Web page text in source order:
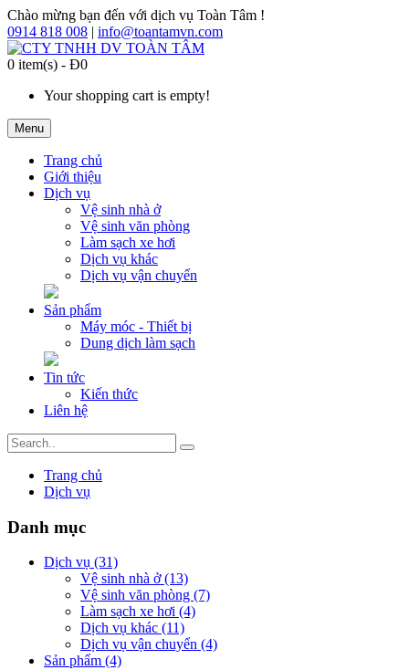
Chào mừng bạn đến với dịch vụ Toàn Tâm !
0914 818 008 | info@toantamvn.com
0 item(s) - Đ0
Your shopping cart is empty!
Menu
Trang chủ
Giới thiệu
Dịch vụ
Vệ sinh nhà ở
Vệ sinh văn phòng
Làm sạch xe hơi
Dịch vụ khác
Dịch vụ vận chuyển
Sản phẩm
Máy móc - Thiết bị
Dung dịch làm sạch
Tin tức
Kiến thức
Liên hệ
Trang chủ
Dịch vụ
Danh mục
Dịch vụ (31)
Vệ sinh nhà ở (13)
Vệ sinh văn phòng (7)
Làm sạch xe hơi (4)
Dịch vụ khác (11)
Dịch vụ vận chuyển (4)
Sản phẩm (4)